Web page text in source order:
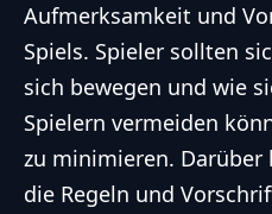
Aufmerksamkeit und
Spiels. Spieler sollten
sich bewegen und wie
Spielern vermeiden
zu minimieren.
die Regeln und